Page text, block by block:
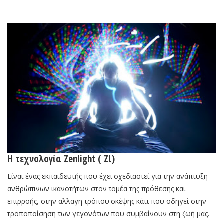
Η τεχνολογία Zenlight ( ZL)
Είναι ένας εκπαιδευτής που έχει σχεδιαστεί για την ανάπτυξη
ανθρώπινων ικανοτήτων στον τομέα της πρόθεσης και
επιρροής, στην αλλαγη τρόπου σκέψης κάτι που οδηγεί στην
τροποποίσηση των γεγονότων που συμβαίνουν στη ζωή μας.